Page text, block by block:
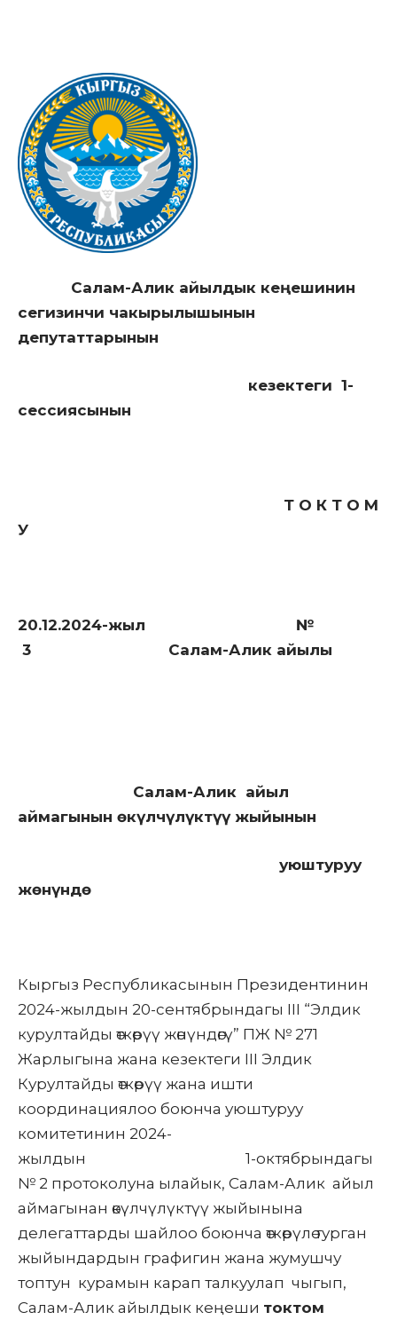
Салам-Алик айылдык кеңешинин
сегизинчи чакырылышынын
депутаттарынын
кезектеги 1-
сессиясынын
Т О К Т О М
У
20.12.2024-жыл №
3 Салам-Алик айылы
Салам-Алик айыл
аймагынын өкүлчүлүктүү жыйынын
уюштуруу
жөнүндө
Кыргыз Республикасынын Президентинин
2024-жылдын 20-сентябрындагы III “Элдик
курултайды өткөрүү жөнүндөгү” ПЖ № 271
Жарлыгына жана кезектеги III Элдик
Курултайды өткөрүү жана ишти
координациялоо боюнча уюштуруу
комитетинин 2024-
жылдын 1-октябрындагы
№ 2 протоколуна ылайык, Салам-Алик айыл
аймагынан өкүлчүлүктүү жыйынына
делегаттарды шайлоо боюнча өткөрүлө турган
жыйындардын графигин жана жумушчу
топтун курамын карап талкуулап чыгып,
Салам-Алик айылдык кеңеши токтом